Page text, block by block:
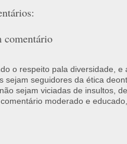
comentário
o respeito pala diversidade,
sejam seguidores da ética
sejam viciadas de insultos,
moderado e